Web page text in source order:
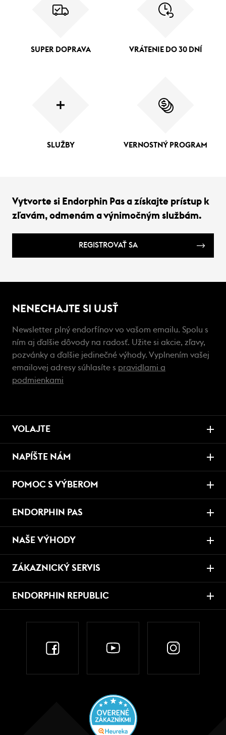
SUPER DOPRAVA VRÁTENIE DO 30 DNÍ
SLUŽBY VERNOSTNÝ PROGRAM
Vytvorte si Endorphin Pas a získajte prístup k
zľavám, odmenám a výnimočným službám.
REGISTROVAŤ SA
NENECHAJTE SI UJSŤ
Newsletter plný endorfínov vo vašom emailu. Spolu s
ním aj ďalšie dôvody na radosť. Užite si akcie, zľavy,
pozvánky a ďalšie jedinečné výhody. Vyplnením vašej
emailovej adresy súhlasíte s pravidlami a
podmienkami
VOLAJTE
NAPÍŠTE NÁM
POMOC S VÝBEROM
ENDORPHIN PAS
NAŠE VÝHODY
ZÁKAZNICKÝ SERVIS
ENDORPHIN REPUBLIC